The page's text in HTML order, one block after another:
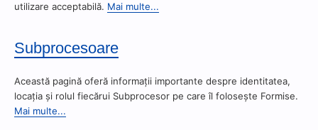
utilizare acceptabilă. Mai multe...
Subprocesoare
Această pagină oferă informații importante despre identitatea,
locația și rolul fiecărui Subprocesor pe care îl folosește Formise.
Mai multe...